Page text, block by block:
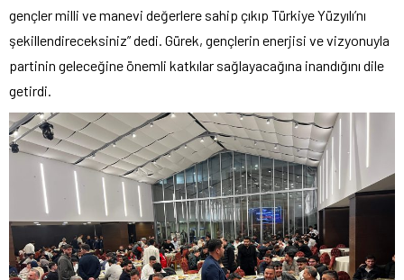
gençler milli ve manevi değerlere sahip çıkıp Türkiye Yüzyılı’nı
şekillendireceksiniz” dedi. Gürek, gençlerin enerjisi ve vizyonuyla
partinin geleceğine önemli katkılar sağlayacağına inandığını dile
getirdi.